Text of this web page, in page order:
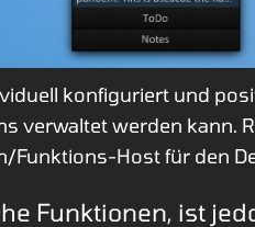
konfiguriert und
verwaltet werden kann.
Funktions-Host für den
Funktionen, ist